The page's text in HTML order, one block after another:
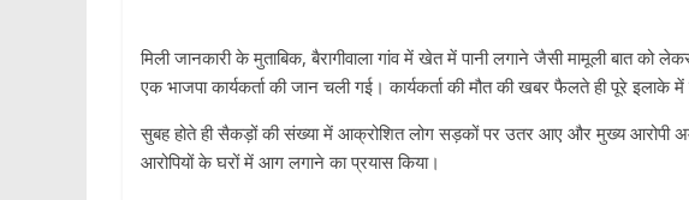
​मिली जानकारी के मुताबिक, बैरागीवाला गांव में खेत में पानी लगाने जैसी मामूली बात को
एक भाजपा कार्यकर्ता की जान चली गई। कार्यकर्ता की मौत की खबर फैलते ही पूरे इलाके
​सुबह होते ही सैकड़ों की संख्या में आक्रोशित लोग सड़कों पर उतर आए और मुख्य आरोपी
आरोपियों के घरों में आग लगाने का प्रयास किया।